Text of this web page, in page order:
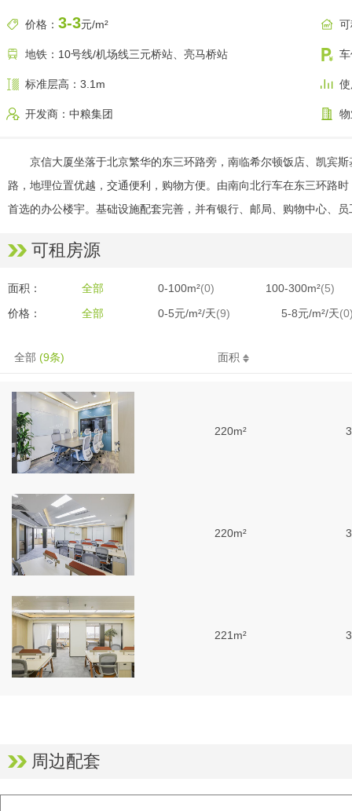
价格： 3-3元/m²
地铁：10号线/机场线三元桥站、亮马桥站
标准层高：3.1m
开发商：中粮集团
京信大厦坐落于北京繁华的东三环路旁，南临希尔顿饭店、凯宾
路，地理位置优越，交通便利，购物方便。由南向北行车在东三环路
首选的办公楼宇。基础设施配套完善，并有银行、邮局、购物中心、
可租房源
面积： 全部 0-100m²(0) 100-300m²(5)
价格：
全部 0-5元/m²/天(9) 5-8元/m²/天
全部 (9条) 面积
220m²
220m²
221m²
周边配套